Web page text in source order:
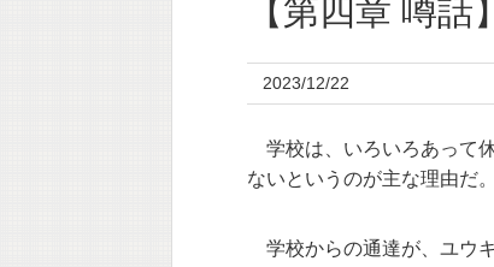
【第四章 噂話
2023/12/22
学校は、いろいろあって
ないというのが主な理由だ。
学校からの通達が、ユウ